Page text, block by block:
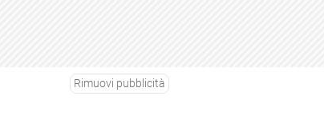
Rimuovi pubblicità